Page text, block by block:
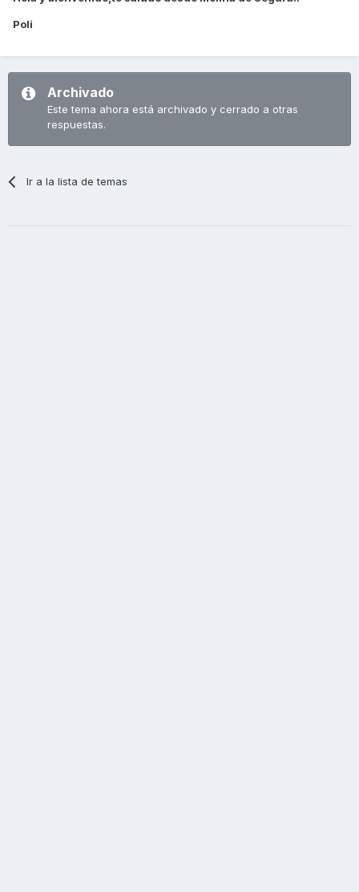
Poli
Archivado
Este tema ahora está archivado y cerrado a otras
respuestas.
Ir a la lista de temas